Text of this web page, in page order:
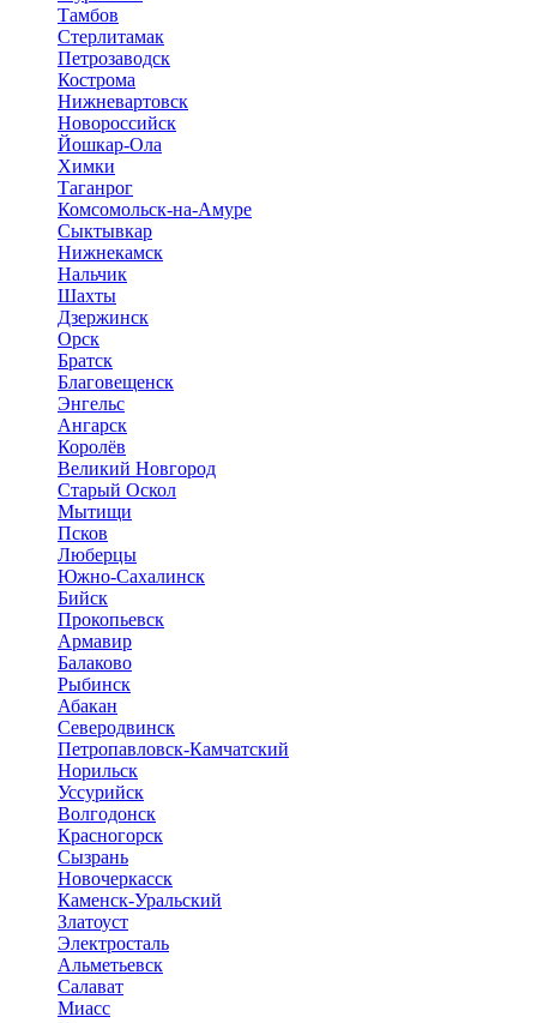
Тамбов
Стерлитамак
Петрозаводск
Кострома
Нижневартовск
Новороссийск
Йошкар-Ола
Химки
Таганрог
Комсомольск-на-Амуре
Сыктывкар
Нижнекамск
Нальчик
Шахты
Дзержинск
Орск
Братск
Благовещенск
Энгельс
Ангарск
Королёв
Великий Новгород
Старый Оскол
Мытищи
Псков
Люберцы
Южно-Сахалинск
Бийск
Прокопьевск
Армавир
Балаково
Рыбинск
Абакан
Северодвинск
Петропавловск-Камчатский
Норильск
Уссурийск
Волгодонск
Красногорск
Сызрань
Новочеркасск
Каменск-Уральский
Златоуст
Электросталь
Альметьевск
Салават
Миасс